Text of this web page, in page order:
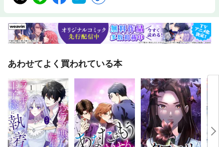
あわせてよく買われている本